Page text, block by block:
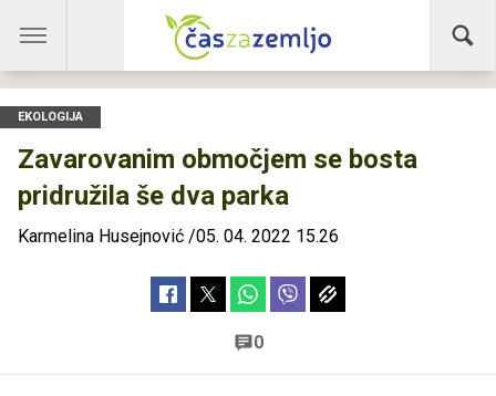
EKOLOGIJA
Zavarovanim območjem se bosta
pridružila še dva parka
Karmelina Husejnović /05. 04. 2022 15.26
0